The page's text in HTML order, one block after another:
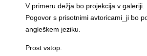
V primeru dežja bo projekcija v galeriji.
Pogovor s prisotnimi avtoricami_ji bo
angleškem jeziku.
Prost vstop.